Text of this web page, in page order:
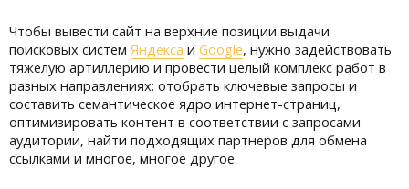
Чтобы вывести сайт на верхние позиции выдачи
поисковых систем Яндекса и Google, нужно задействовать
тяжелую артиллерию и провести целый комплекс работ в
разных направлениях: отобрать ключевые запросы и
составить семантическое ядро интернет-страниц,
оптимизировать контент в соответствии с запросами
аудитории, найти подходящих партнеров для обмена
ссылками и многое, многое другое.